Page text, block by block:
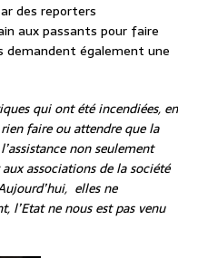
des reporters
aux passants pour faire
demandent également une
qui ont été incendiées, en
faire ou attendre que la
non seulement
associations de la société
elles ne
l’Etat ne nous est pas venu